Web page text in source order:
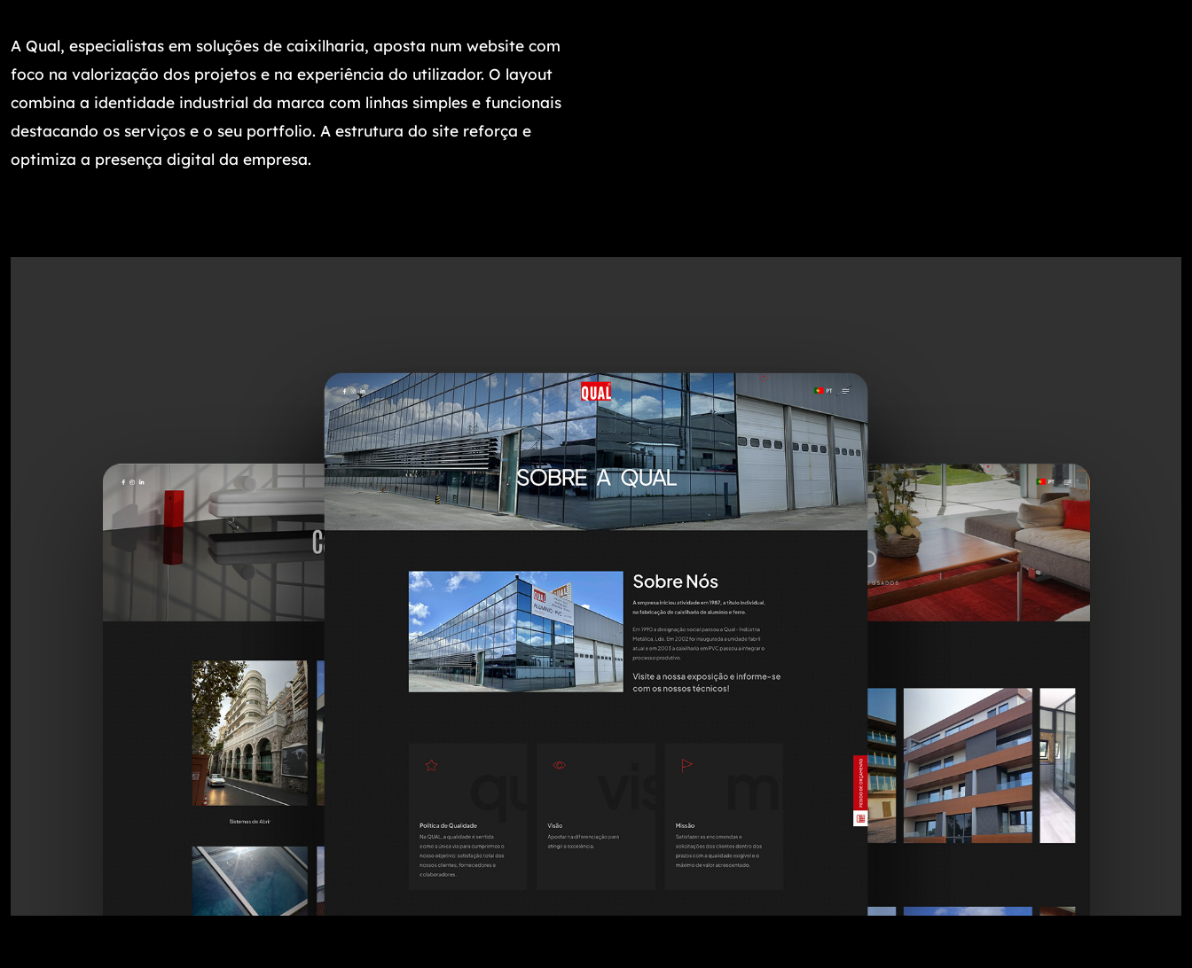
A Qual, especialistas em soluções de caixilharia, aposta num website com
foco na valorização dos projetos e na experiência do utilizador. O layout
combina a identidade industrial da marca com linhas simples e funcionais
destacando os serviços e o seu portfolio. A estrutura do site reforça e
optimiza a presença digital da empresa.